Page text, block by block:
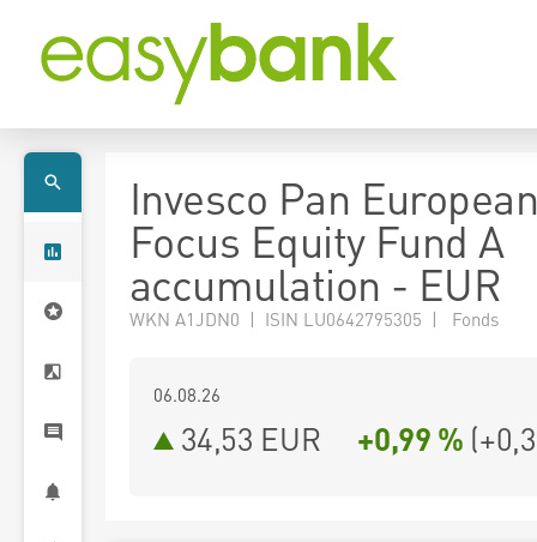
Invesco Pan
Focus Equity Fund A
accumulation - EUR
WKN A1JDN0 | ISIN LU0642795305 | Fonds
06.08.26
34,53 EUR +0,99 % (